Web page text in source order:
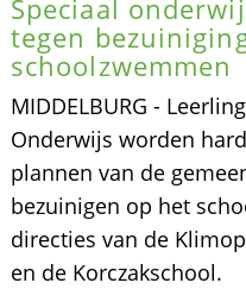
Speciaal
tegen
schoolzwemmen
MIDDELBURG -
Onderwijs worden
plannen van de
bezuinigen op het
directies van de
en de Korczakschool.